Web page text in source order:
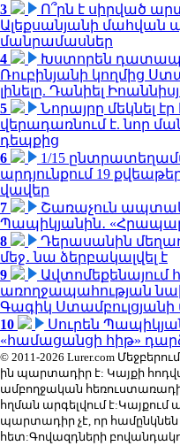
3
Ո՞րն է սիրված
Ալեքսանյանի մահվան
մանրամասներ
4
Խստորեն
Ռուբինյանի կողմից
լինելը. Դանիել
5
Նորայրը մեկնել
վերադառնում է. նոր
դեպքից
6
1/15
արդյունքում 19
վավեր
7
Շառաչուն
Պապիկյանին․
8
Դերասանին
մեջ․ նա ձերբակալվել է
9
Ավտոմեքենայում
առողջապահության
Գագիկ Ստամբուլցյանի
10
Սուրեն
«համացանցի հիթ»
© 2011-2026 Lurer.com
ին պարտադիր է: Կայքի
ամբողջական
հղման արգելվում
պարտադիր չէ, որ
հետ:Գովազդների